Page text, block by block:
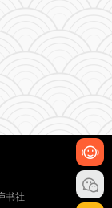
书社